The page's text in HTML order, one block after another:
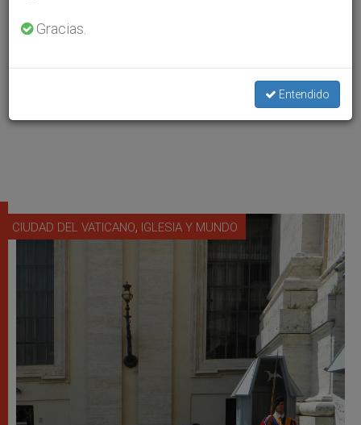
CIUDAD DEL VATICANO, IGLESIA Y MUNDO
Gracias.
Entendido